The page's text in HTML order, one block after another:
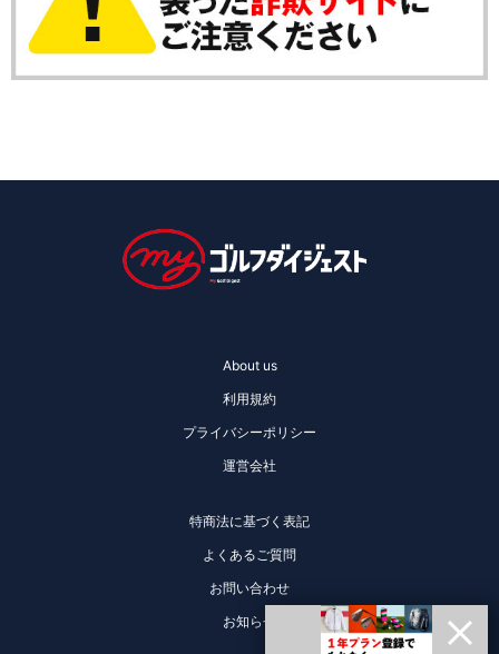
About us
利用規約
プライバシーポリシー
運営会社
特商法に基づく表記
よくあるご質問
お問い合わせ
お知らせ